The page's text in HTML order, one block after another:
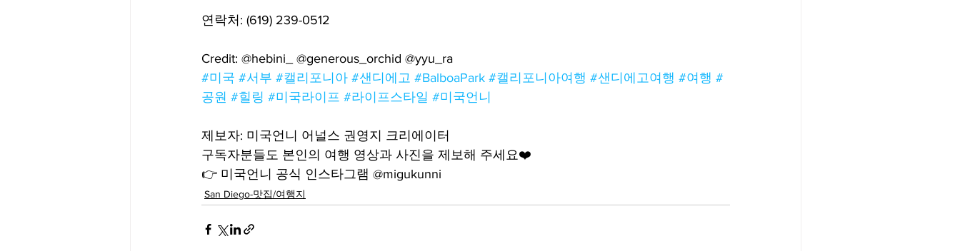
연락처: (619) 239-0512
Credit: @hebini_ @generous_orchid @yyu_ra
#미국 #서부 #캘리포니아 #샌디에고 #BalboaPark #캘리포니아여행 #샌디에고여행 #여행 #
공원 #힐링 #미국라이프 #라이프스타일 #미국언니
제보자: 미국언니 어널스 권영지 크리에이터
구독자분들도 본인의 여행 영상과 사진을 제보해 주세요❤️
👉 미국언니 공식 인스타그램 @migukunni
San Diego-맛집/여행지